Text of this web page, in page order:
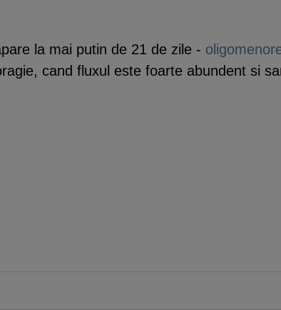
la mai putin de 21 de zile -
cand fluxul este foarte abundent si